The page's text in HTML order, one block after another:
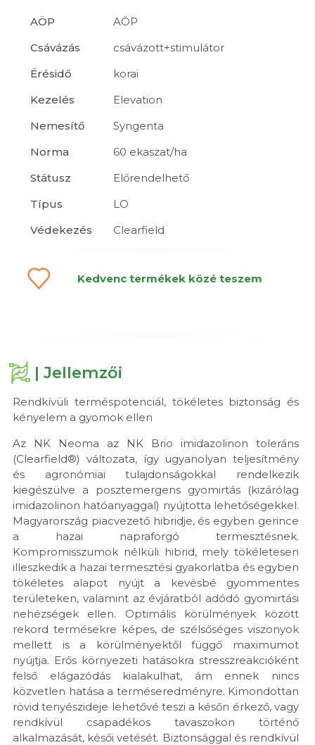
AÖP
AÖP
Csávázás
csávázott+stimulátor
Érésidő
korai
Kezelés
Elevation
Nemesítő
Syngenta
Norma
60 ekaszat/ha
Státusz
Előrendelhető
Típus
LO
Védekezés
Clearfield
Kedvenc termékek közé teszem
| Jellemzői
Rendkívüli terméspotenciál, tökéletes biztonság és
kényelem a gyomok ellen
Az NK Neoma az NK Brio imidazolinon toleráns
(Clearfield®) változata, így ugyanolyan teljesítmény
és agronómiai tulajdonságokkal rendelkezik
kiegészülve a posztemergens gyomirtás (kizárólag
imidazolinon hatóanyaggal) nyújtotta lehetőségekkel.
Magyarország piacvezető hibridje, és egyben gerince
a hazai napraforgó termesztésnek.
Kompromisszumok nélküli hibrid, mely tökéletesen
illeszkedik a hazai termesztési gyakorlatba és egyben
tökéletes alapot nyújt a kevésbé gyommentes
területeken, valamint az évjáratból adódó gyomirtási
nehézségek ellen. Optimális körülmények között
rekord termésekre képes, de szélsőséges viszonyok
mellett is a körülményektől függő maximumot
nyújtja. Erős környezeti hatásokra stresszreakcióként
felső elágazódás kialakulhat, ám ennek nincs
közvetlen hatása a terméseredményre. Kimondottan
rövid tenyészideje lehetővé teszi a későn érkező, vagy
rendkívül csapadékos tavaszokon történő
alkalmazását, késői vetését. Biztonsággal és rendkívül